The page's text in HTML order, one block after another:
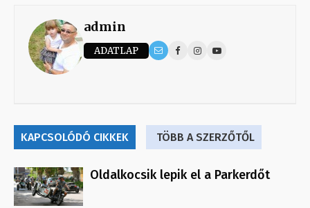
admin
ADATLAP
KAPCSOLÓDÓ CIKKEK TÖBB A SZERZŐTŐL
Oldalkocsik lepik el a Parkerdőt